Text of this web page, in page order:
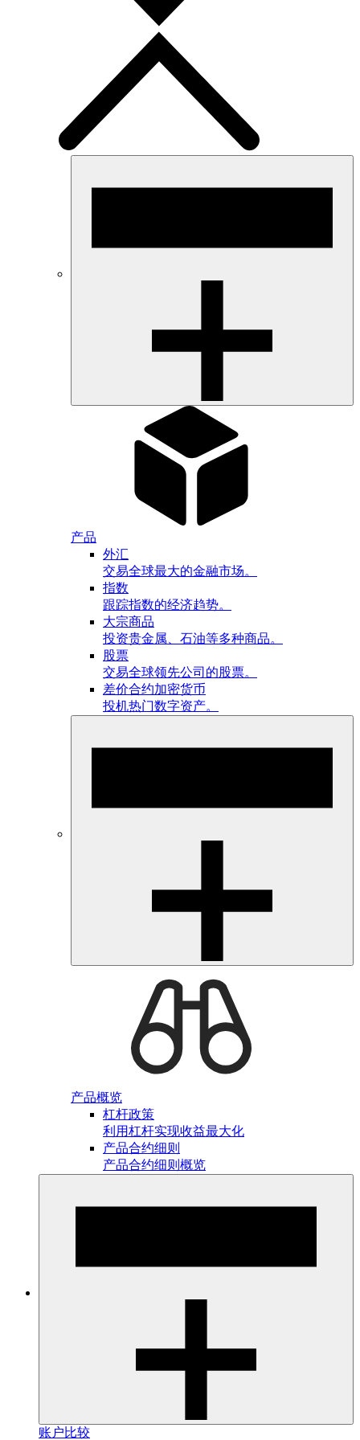
产品
外汇
交易全球最大的金融市场。
指数
跟踪指数的经济趋势。
大宗商品
投资贵金属、石油等多种商品。
股票
交易全球领先公司的股票。
差价合约加密货币
投机热门数字资产。
产品概览
杠杆政策
利用杠杆实现收益最大化
产品合约细则
产品合约细则概览
账户比较